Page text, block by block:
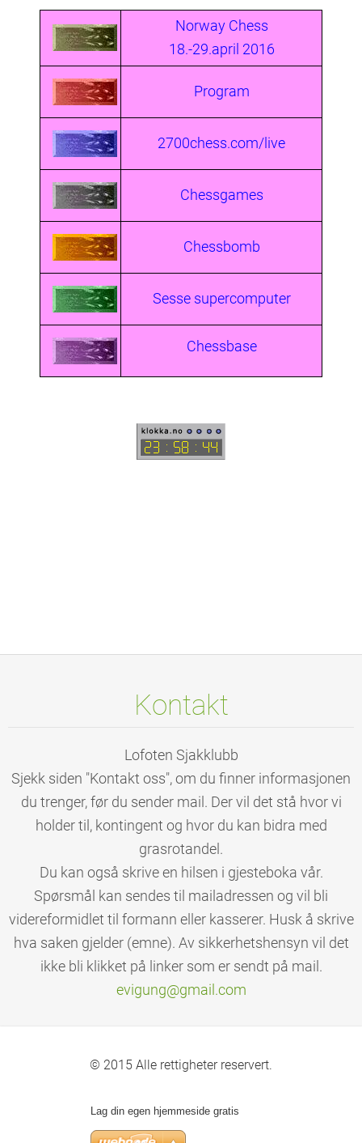
Norway Chess
18.-29.april 2016
Program
2700chess.com/live
Chessgames
Chessbomb
Sesse supercomputer
Chessbase
Kontakt
Lofoten Sjakklubb
Sjekk siden "Kontakt oss", om du finner informasjonen
du trenger, før du sender mail. Der vil det stå hvor vi
holder til, kontingent og hvor du kan bidra med
grasrotandel.
Du kan også skrive en hilsen i gjesteboka vår.
Spørsmål kan sendes til mailadressen og vil bli
videreformidlet til formann eller kasserer. Husk å skrive
hva saken gjelder (emne). Av sikkerhetshensyn vil det
ikke bli klikket på linker som er sendt på mail.
evigung@gmail.com
© 2015 Alle rettigheter reservert.
Lag din egen hjemmeside gratis